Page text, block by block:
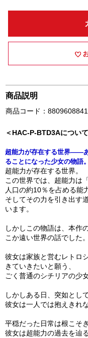
商品説明
商品コード：
＜HAC-P-BTD3Aについ
超能力が存在する世界――
ることになった少女の物語。
超能力が存在する世界。
この世界では、超能力は
人口の約10％を占める能
そしてその力を引き出す
います。
しかしこの物語は、本作
こか遠い世界の話でした。
彼女は家族と営むレトロ
きていきたいと願う、
ごく普通のシチリアの少
しかしある日、突如とし
彼女は一人では抱えきれ
平穏だった日常は根こそ
彼女は超能力の過去を辿